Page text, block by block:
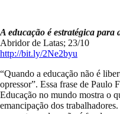
A educação é estratégica para
Abridor de Latas; 23/10
http://bit.ly/2Ne2byu
“Quando a educação não é
opressor”. Essa frase de Paulo
Educação no mundo mostra o
emancipação dos